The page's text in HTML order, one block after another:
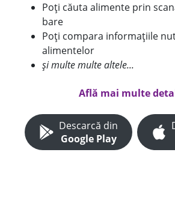
Poți căuta alimente prin
bare
Poți compara informațiile
alimentelor
și multe multe altele...
Află mai multe
Descarcă din
Google Play